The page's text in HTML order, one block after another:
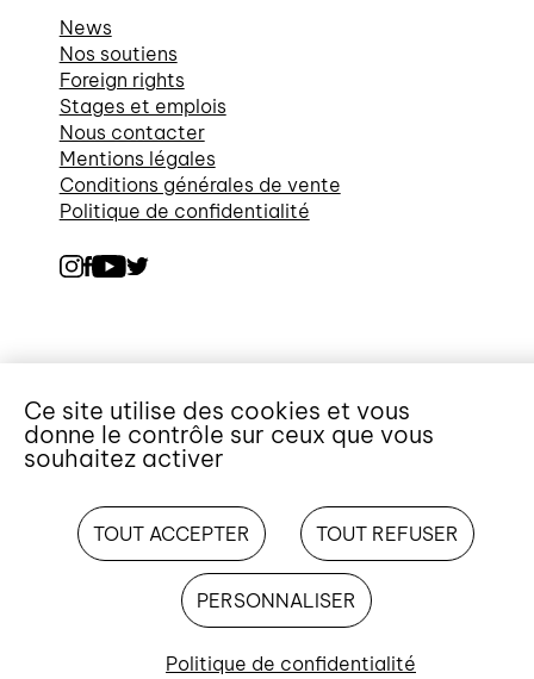
News
Nos soutiens
Foreign rights
Stages et emplois
Nous contacter
Mentions légales
Conditions générales de vente
Politique de confidentialité
Ce site utilise des cookies et vous
donne le contrôle sur ceux que vous
souhaitez activer
TOUT ACCEPTER TOUT REFUSER
PERSONNALISER
Politique de confidentialité